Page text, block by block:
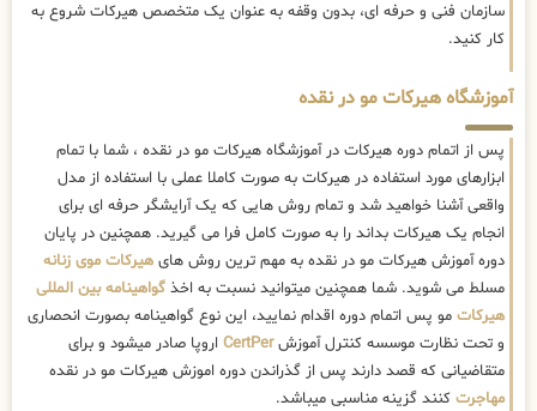
سازمان فنی و حرفه ای، بدون وقفه به عنوان یک متخصص هیرکات شروع به
کار کنید.
آموزشگاه هیرکات مو در نقده
پس از اتمام دوره هیرکات در آموزشگاه هیرکات مو در نقده ، شما با تمام
ابزارهای مورد استفاده در هیرکات به صورت کاملا عملی با استفاده از مدل
واقعی آشنا خواهید شد و تمام روش هایی که یک آرایشگر حرفه ای برای
انجام یک هیرکات بداند را به صورت کامل فرا می گیرید. همچنین در پایان
دوره آموزش هیرکات مو در نقده به مهم ترین روش های هیرکات موی زنانه
مسلط می شوید. شما همچنین میتوانید نسبت به اخذ گواهینامه بین المللی
هیرکات مو پس اتمام دوره اقدام نمایید، این نوع گواهینامه بصورت انحصاری
و تحت نظارت موسسه کنترل آموزشCertPer اروپا صادر میشود و برای
متقاضیانی که قصد دارند پس از گذراندن دوره اموزش هیرکات مو در نقده
مهاجرت کنند گزینه مناسبی میباشد.